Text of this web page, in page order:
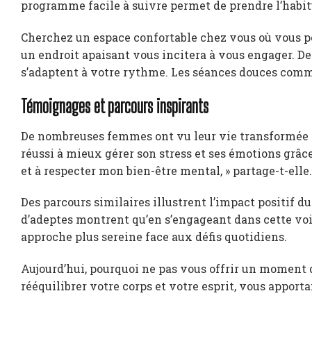
programme facile à suivre permet de prendre
Cherchez un espace confortable chez vous où vous
un endroit apaisant vous incitera à vous engager.
s’adaptent à votre rythme. Les séances douces
Témoignages et parcours inspirants
De nombreuses femmes ont vu leur vie
réussi à mieux gérer son stress et ses émotions
et à respecter mon bien-être mental, » partage-t-elle.
Des parcours similaires illustrent l’impact positif
d’adeptes montrent qu’en s’engageant dans cette
approche plus sereine face aux défis quotidiens.
Aujourd’hui, pourquoi ne pas vous offrir un
rééquilibrer votre corps et votre esprit, vous